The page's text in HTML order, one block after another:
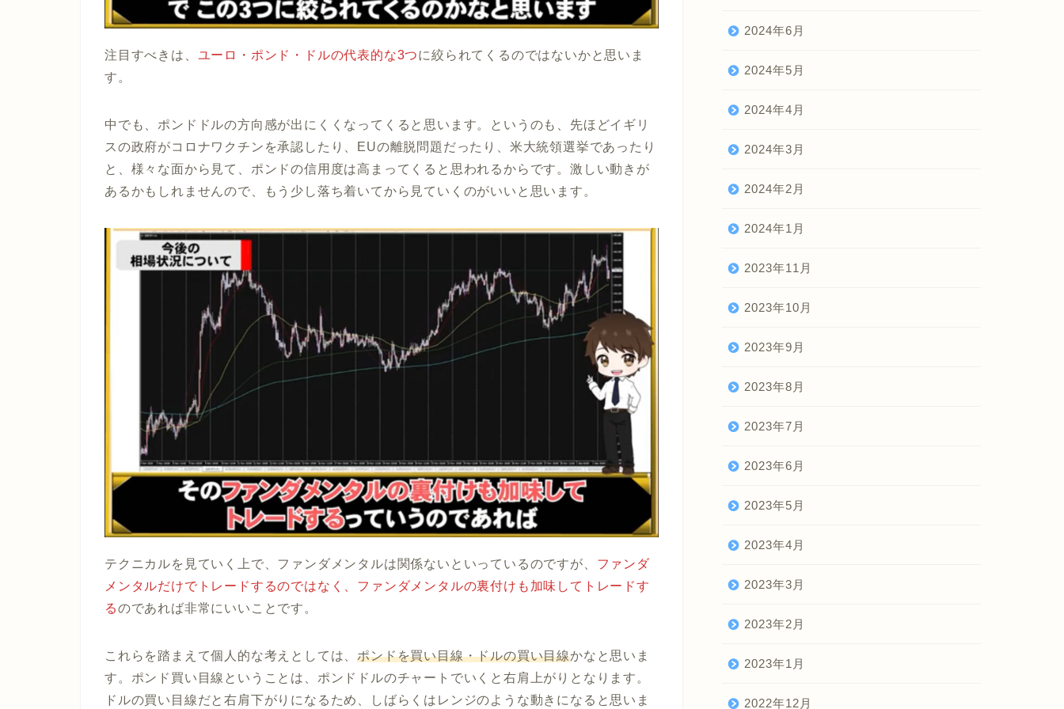
注目すべきは、 ユーロ・ポンド・ドルの代表的な3つに絞られてくるのではないかと思いま
す。
中でも、ポンドドルの方向感が出にくくなってくる と思います。というのも、先ほどイギリ
スの政府がコロナワクチンを承認したり、EUの離脱問題だったり、米大統領選挙であったり
と、様々な面から見て、ポンドの信用度は高まってくると思われるからです。激しい動きが
あるかもしれませんので、もう少し落ち着いてから見ていくのがいいと思います。
テクニカルを見ていく上で、ファンダメンタルは関係ないといっているのですが、 ファンダ
メンタルだけでトレードするのではなく、ファンダメンタルの裏付けも加味してトレードす
るのであれば非常にいいことです。
これらを踏まえて個人的な考えとしては、ポンドを買い目線・ドルの買い目線かなと思いま
す。ポンド買い目線ということは、ポンドドルのチャートでいくと右肩上がりとなります。
ドルの買い目線だと右肩下がりになるため、しばらくはレンジのような動きになると思いま
2024年6月
2024年5月
2024年4月
2024年3月
2024年2月
2024年1月
2023年11月
2023年10月
2023年9月
2023年8月
2023年7月
2023年6月
2023年5月
2023年4月
2023年3月
2023年2月
2023年1月
2022年12月